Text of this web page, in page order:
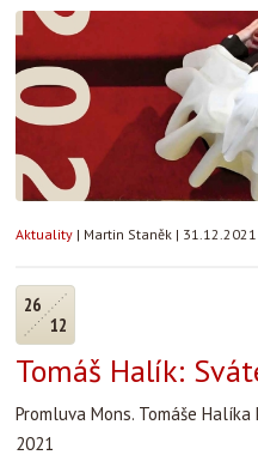
Aktuality | Martin Staněk |
26
12
Tomáš Halík:
Promluva Mons. Tomáše
2021